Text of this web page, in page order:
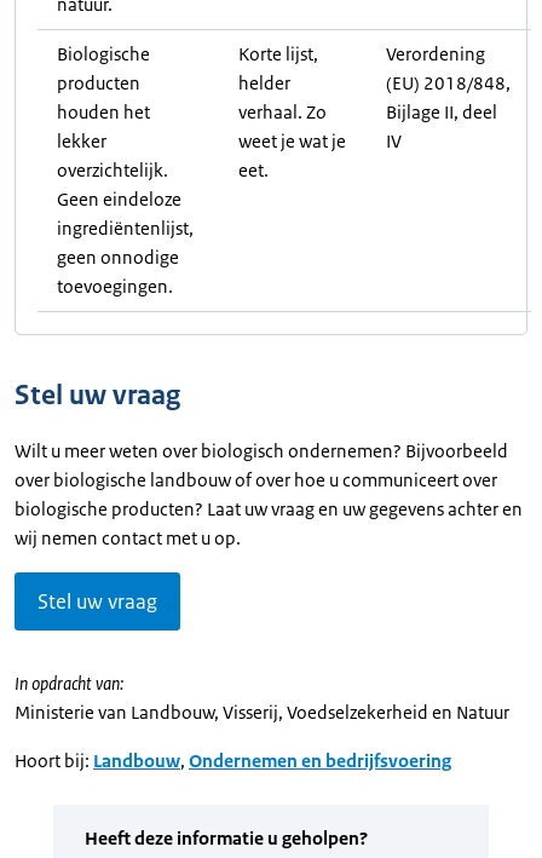
Biologische
producten
houden het
lekker
overzichtelijk.
Geen eindeloze
ingrediëntenlijst,
geen onnodige
toevoegingen.
Korte lijst,
helder
verhaal. Zo
weet je wat je
eet.
Verordening
(EU) 2018/848,
Bijlage II, deel
IV
Stel uw vraag
Wilt u meer weten over biologisch ondernemen? Bijvoorbeeld
over biologische landbouw of over hoe u communiceert over
biologische producten? Laat uw vraag en uw gegevens achter en
wij nemen contact met u op.
Stel uw vraag
In opdracht van:
Ministerie van Landbouw, Visserij, Voedselzekerheid en Natuur
Hoort bij: Landbouw, Ondernemen en bedrijfsvoering